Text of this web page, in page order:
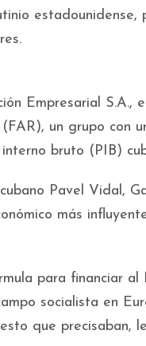
Empresarial S.A.,
un grupo con
bruto (PIB)
Pavel Vidal,
más
para financiar
socialista en
que precisaban,